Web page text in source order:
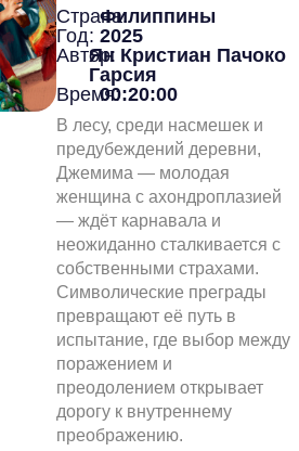
Страна:Филиппины
Год: 2025
Автор:Ян Кристиан Пачоко
Гарсия
Время:00:20:00
В лесу, среди насмешек и
предубеждений деревни,
Джемима — молодая
женщина с ахондроплазией
— ждёт карнавала и
неожиданно сталкивается с
собственными страхами.
Символические преграды
превращают её путь в
испытание, где выбор между
поражением и
преодолением открывает
дорогу к внутреннему
преображению.